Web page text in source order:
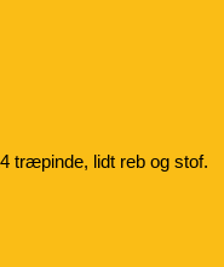
træpinde, lidt reb og stof.